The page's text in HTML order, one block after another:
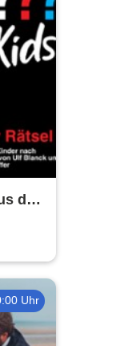
der
Uhr